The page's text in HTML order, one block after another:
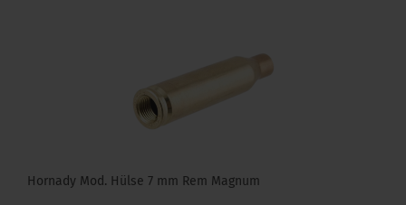
Hornady Mod. Hülse 7 mm Rem Magnum